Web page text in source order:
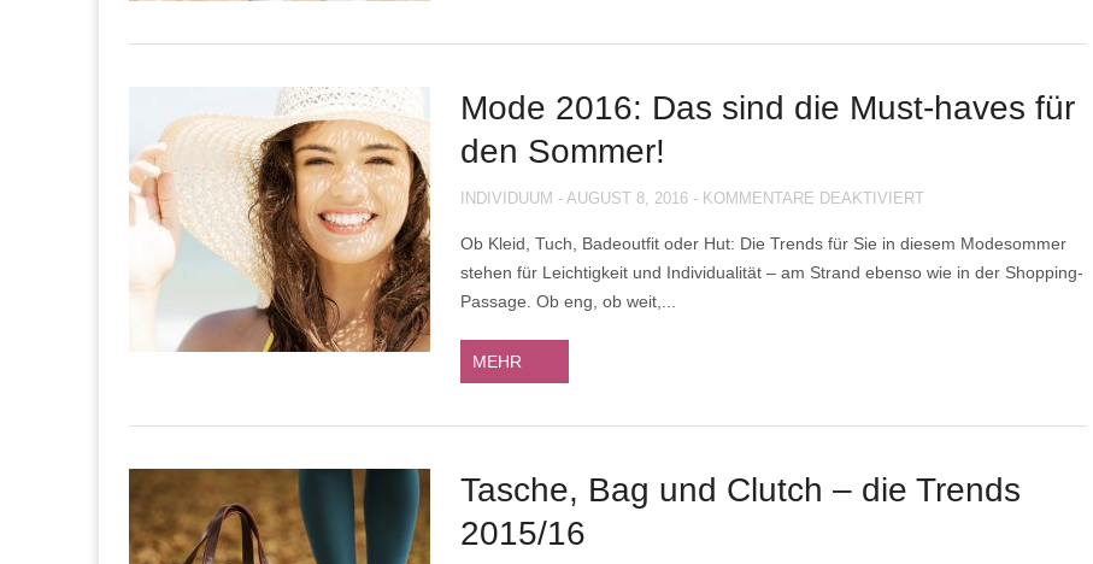
Mode 2016: Das sind die Must-haves für
den Sommer!
INDIVIDUUM - AUGUST 8, 2016 - KOMMENTARE DEAKTIVIERTFÜR
2016:
DAS
DEN
Ob Kleid, Tuch, Badeoutfit oder Hut: Die Trends für Sie in diesem Modesommer
stehen für Leichtigkeit und Individualität – am Strand ebenso wie in der Shopping-
Passage. Ob eng, ob weit,...
MEHR
Tasche, Bag und Clutch – die Trends
2015/16